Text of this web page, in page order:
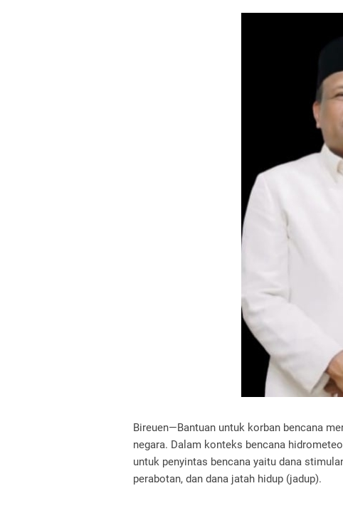
Bireuen—Bantuan untuk korban bencana
negara. Dalam konteks bencana
untuk penyintas bencana yaitu dana
perabotan, dan dana jatah hidup (jadup).